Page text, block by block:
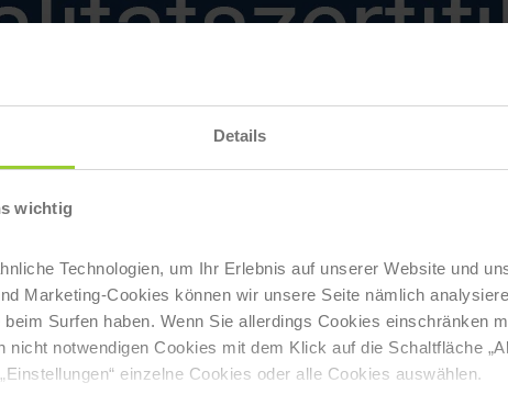
Details
wichtig
Technologien, um Ihr Erlebnis auf unserer Website und
Marketing-Cookies können wir unsere Seite nämlich
Surfen haben. Wenn Sie allerdings Cookies einschränken
nicht notwendigen Cookies mit dem Klick auf die Schaltfläche
einzelne Cookies oder alle Cookies auswählen.